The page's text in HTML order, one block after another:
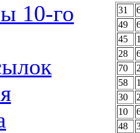
10-го
31
49
45
28
70
58
30
10
48